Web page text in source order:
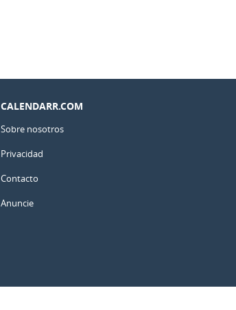
CALENDARR.COM
Sobre nosotros
Privacidad
Contacto
Anuncie